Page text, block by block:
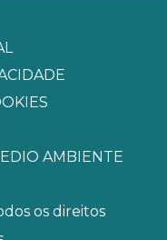
AMBIENTE
os direitos